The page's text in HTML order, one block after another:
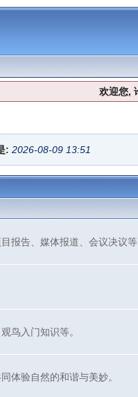
欢迎您,
: 2026-08-09 13:51
报告、媒体报道、会议决议
鸟入门知识等。
体验自然的和谐与美妙。